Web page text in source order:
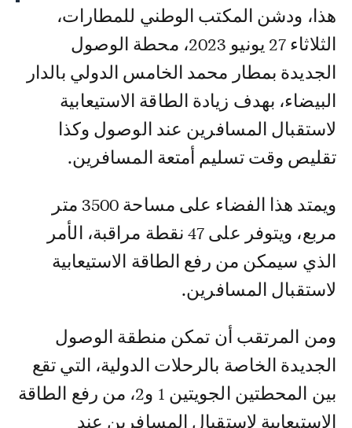
هذا، ودشن المكتب الوطني للمطارات،
الثلاثاء 27 يونيو 2023، محطة الوصول
الجديدة بمطار محمد الخامس الدولي بالدار
البيضاء، بهدف زيادة الطاقة الاستيعابية
لاستقبال المسافرين عند الوصول وكذا
تقليص وقت تسليم أمتعة المسافرين.
ويمتد هذا الفضاء على مساحة 3500 متر
مربع، ويتوفر على 47 نقطة مراقبة، الأمر
الذي سيمكن من رفع الطاقة الاستيعابية
لاستقبال المسافرين.
ومن المرتقب أن تمكن منطقة الوصول
الجديدة الخاصة بالرحلات الدولية، التي تقع
بين المحطتين الجويتين 1 و2، من رفع الطاقة
الاستيعابية لاستقبال المسافرين عند